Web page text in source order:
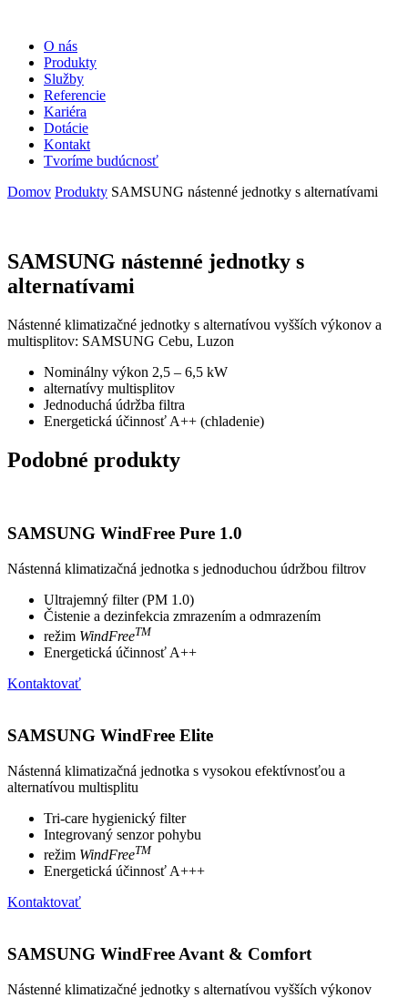
O nás
Produkty
Služby
Referencie
Kariéra
Dotácie
Kontakt
Tvoríme budúcnosť
Domov Produkty SAMSUNG nástenné jednotky s alternatívami
SAMSUNG nástenné jednotky s
alternatívami
Nástenné klimatizačné jednotky s alternatívou vyšších výkonov a
multisplitov: SAMSUNG Cebu, Luzon
Nominálny výkon 2,5 – 6,5 kW
alternatívy multisplitov
Jednoduchá údržba filtra
Energetická účinnosť A++ (chladenie)
Podobné produkty
SAMSUNG WindFree Pure 1.0
Nástenná klimatizačná jednotka s jednoduchou údržbou filtrov
Ultrajemný filter (PM 1.0)
Čistenie a dezinfekcia zmrazením a odmrazením
režim WindFreeTM
Energetická účinnosť A++
Kontaktovať
SAMSUNG WindFree Elite
Nástenná klimatizačná jednotka s vysokou efektívnosťou a
alternatívou multisplitu
Tri-care hygienický filter
Integrovaný senzor pohybu
režim WindFreeTM
Energetická účinnosť A+++
Kontaktovať
SAMSUNG WindFree Avant & Comfort
Nástenné klimatizačné jednotky s alternatívou vyšších výkonov